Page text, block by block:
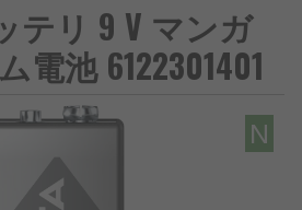
テリ 9 V マンガ
電池 6122301401
N